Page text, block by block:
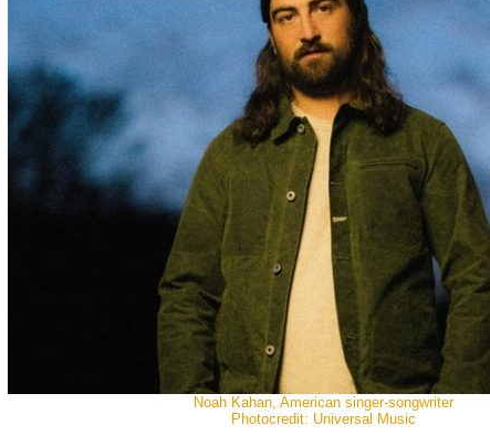
Noah Kahan, American singer-songwriter
Photocredit: Universal Music